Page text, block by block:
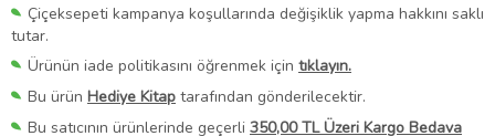
Çiçeksepeti kampanya koşullarında değişiklik yapma hakkını saklı
tutar.
Ürünün iade politikasını öğrenmek için tıklayın.
Bu ürün Hediye Kitap tarafından gönderilecektir.
Bu satıcının ürünlerinde geçerli 350,00 TL Üzeri Kargo Bedava